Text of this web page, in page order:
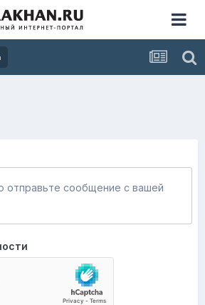
отправьте сообщение с вашей